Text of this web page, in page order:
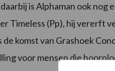
is Alphaman ook nog
Timeless (Pp), hij vererft
komst van Grashoek
voor mensen die